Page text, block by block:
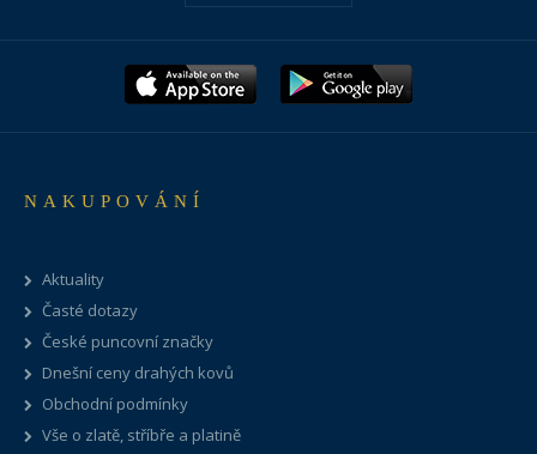
NAKUPOVÁNÍ
Aktuality
Časté dotazy
České puncovní značky
Dnešní ceny drahých kovů
Obchodní podmínky
Vše o zlatě, stříbře a platině